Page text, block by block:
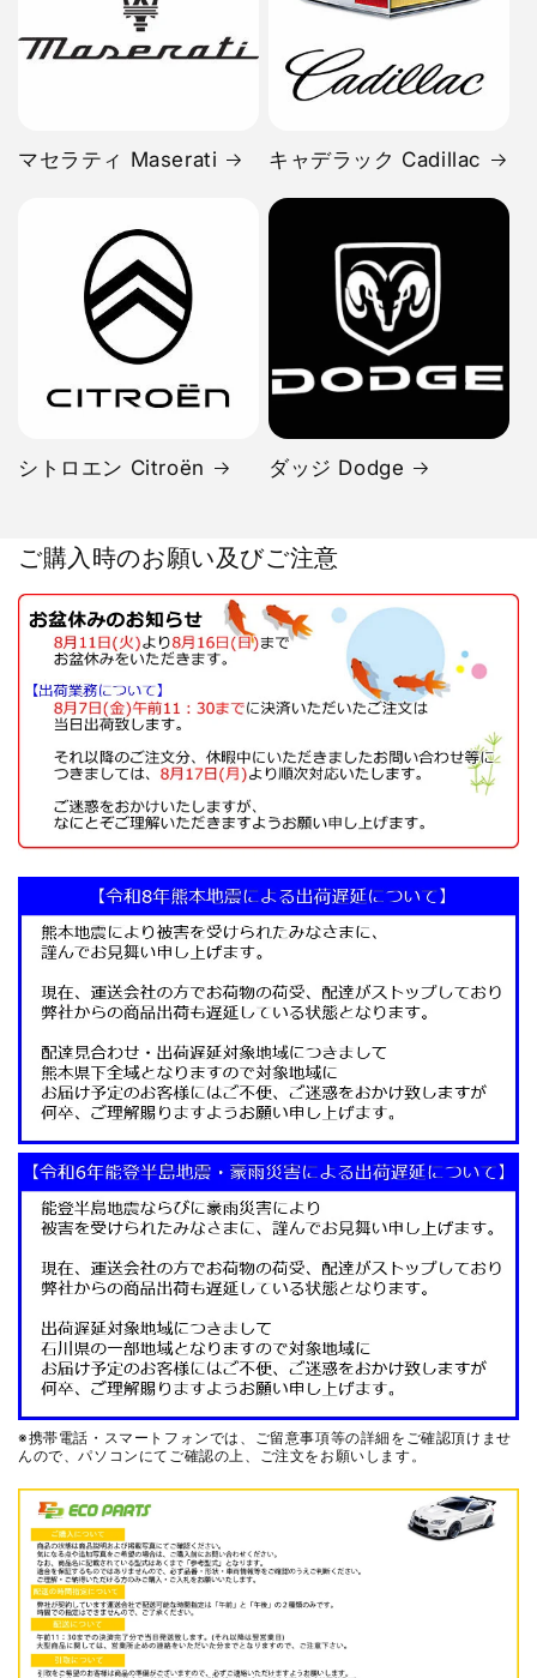
マセラティ Maserati キャデラック Cadillac
シトロエン Citroën ダッジ Dodge
ご購入時のお願い及びご注意
※携帯電話・スマートフォンでは、ご留意事項等の詳細をご確認頂けませ
んので、パソコンにてご確認の上、ご注文をお願いします。